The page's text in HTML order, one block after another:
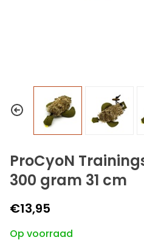
ProCyoN
300 gram 31 cm
€13,95
Op voorraad